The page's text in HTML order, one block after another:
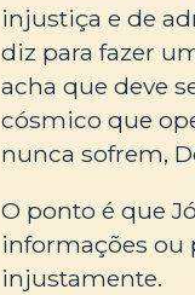
injustiça e de
diz para fazer
acha que deve
cósmico que
nunca sofrem,
O ponto é que
informações ou
injustamente.